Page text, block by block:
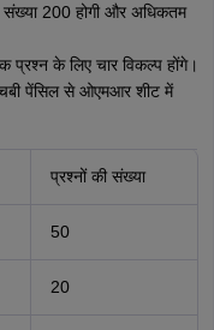
संख्या 200 होगी और अधिकतम
प्रश्न के लिए चार विकल्प होंगे।
पेंसिल से ओएमआर शीट में
प्रश्नों की संख्या
50
20